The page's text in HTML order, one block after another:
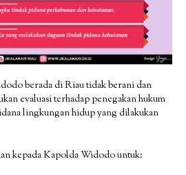
berada di Riau tidak berani dan
evaluasi terhadap penegakan hukum
lingkungan hidup yang dilakukan
kepada Kapolda Widodo untuk: